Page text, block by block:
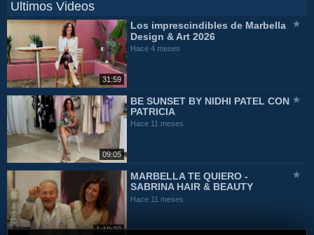
Ultimos Videos
31:59
Los imprescindibles de Marbella
Design & Art 2026
Hace 4 meses
09:05
BE SUNSET BY NIDHI PATEL CON
PATRICIA
Hace 11 meses
1:18:33
MARBELLA TE QUIERO -
SABRINA HAIR & BEAUTY
Hace 11 meses